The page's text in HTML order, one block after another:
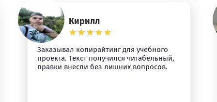
Кирилл
Заказывал копирайтинг для учебного
проекта. Текст получился читабельный,
правки внесли без лишних вопросов.